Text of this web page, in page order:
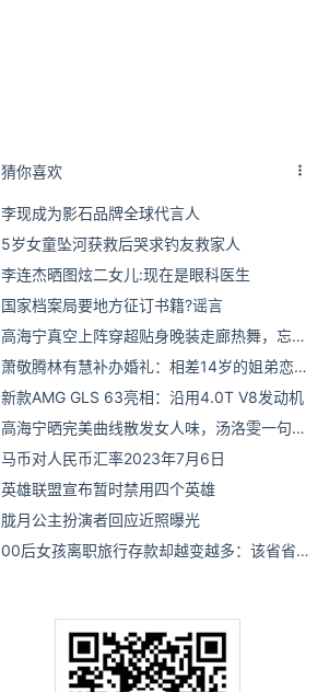
猜你喜欢
李现成为影石品牌全球代言人
5岁女童坠河获救后哭求钓友救家人
李连杰晒图炫二女儿:现在是眼科医生
国家档案局要地方征订书籍?谣言
高海宁真空上阵穿超贴身晚装走廊热舞，忘我
转圈险泄春光
萧敬腾林有慧补办婚礼：相差14岁的姐弟恋
经历17年爱情长跑
新款AMG GLS 63亮相：沿用4.0T V8发动机
​高海宁晒完美曲线散发女人味，汤洛雯一句话
讲出网民心声
马币对人民币汇率2023年7月6日
英雄联盟宣布暂时禁用四个英雄
胧月公主扮演者回应近照曝光
00后女孩离职旅行存款却越变越多：该省省该